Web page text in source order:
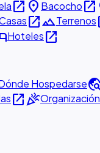
open_in_new place Bacochoopen_in_new
open_in_newlandscapeTerrenos
Hotelesopen_in_new
Hospedarsetravel_explore
open_in_newcelebration